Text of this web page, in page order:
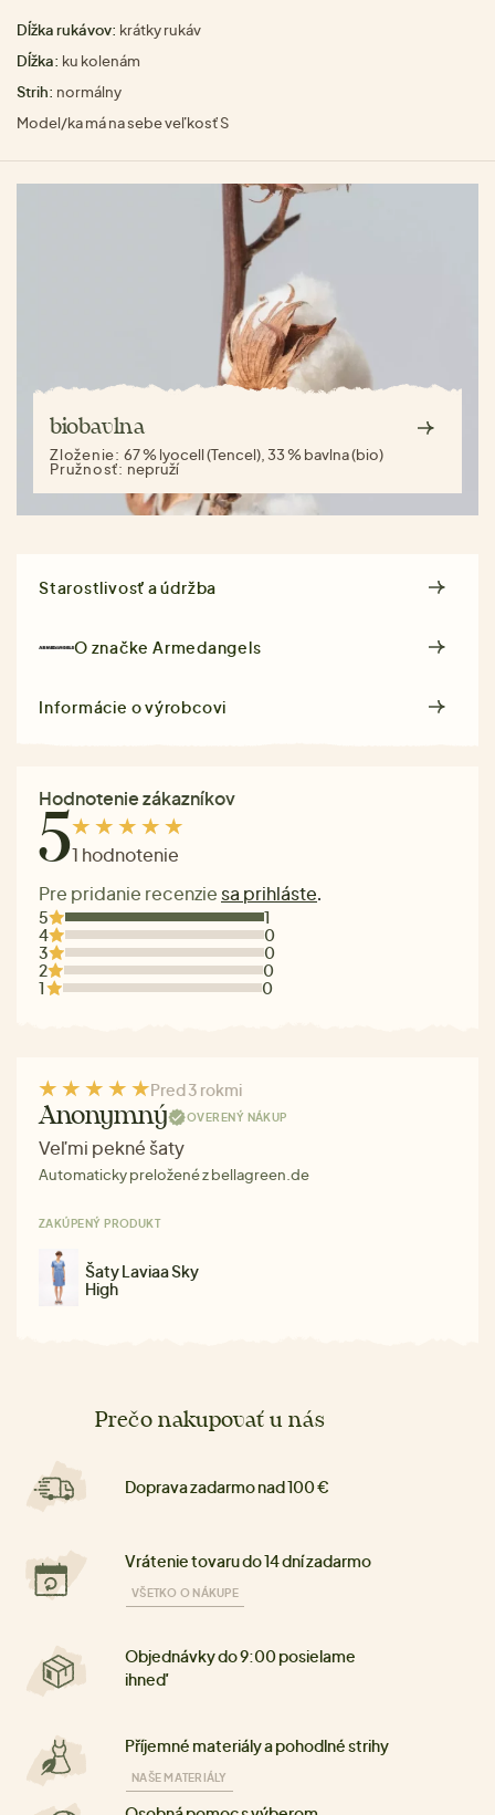
Dĺžka rukávov: krátky rukáv
Dĺžka: ku kolenám
Strih: normálny
Model/ka má na sebe veľkosť S
biobavlna
Zloženie: 67 % lyocell (Tencel), 33 % bavlna (bio)
Pružnosť: nepruží
Starostlivosť a údržba
O značkeArmedangels
Informácie o výrobcovi
Hodnotenie zákazníkov
51 hodnotenie
Pre pridanie recenzie sa prihláste.
5
1
4
0
3
0
2
0
1
0
Pred 3 rokmi
Anonymný OVERENÝ NÁKUP
Veľmi pekné šaty
Automaticky preložené z bellagreen.de
ZAKÚPENÝ PRODUKT
Šaty Laviaa Sky
High
Prečo nakupovať u nás
Doprava zadarmo nad 100 €
Vrátenie tovaru do 14 dní zadarmo
VŠETKO O NÁKUPE
Objednávky do 9:00 posielame
ihneď
Příjemné materiály a pohodlné strihy
NAŠE MATERIÁLY